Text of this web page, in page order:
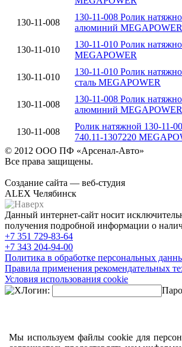
130-11-008
130-11-008 Ролик
алюминий MEGAPOWER
130-11-010
130-11-010 Ролик
MEGAPOWER
130-11-010
130-11-010 Ролик
сталь MEGAPOWER
130-11-008
130-11-008 Ролик
алюминий MEGAPOWER
130-11-008
Ролик натяжной 130-11-
740.11-1307220
© 2012 ООО ПФ «Арсенал-Авто»
Все права защищены.
Создание сайта — веб-студия
ALEX Челябинск
Данный интернет-сайт носит
получения подробной информации о
+7 351 729-83-64
+7 343 204-94-00
Политика в обработке персональных
Правила применения рекомендательных
Условия использования cookie
Логин:
Мы используем файлы cookie для